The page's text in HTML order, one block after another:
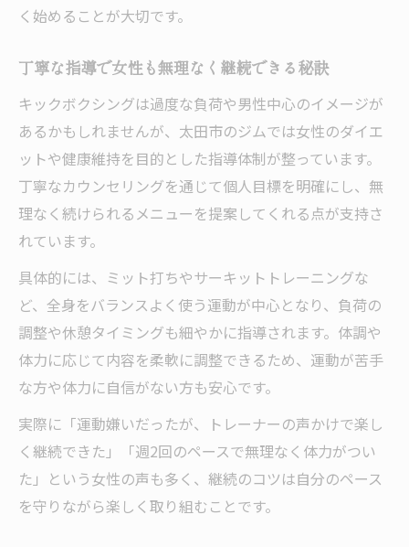
く始めることが大切です。
丁寧な指導で女性も無理なく継続できる秘訣
キックボクシングは過度な負荷や男性中心のイメージが
あるかもしれませんが、太田市のジムでは女性のダイエ
ットや健康維持を目的とした指導体制が整っています。
丁寧なカウンセリングを通じて個人目標を明確にし、無
理なく続けられるメニューを提案してくれる点が支持さ
れています。
具体的には、ミット打ちやサーキットトレーニングな
ど、全身をバランスよく使う運動が中心となり、負荷の
調整や休憩タイミングも細やかに指導されます。体調や
体力に応じて内容を柔軟に調整できるため、運動が苦手
な方や体力に自信がない方も安心です。
実際に「運動嫌いだったが、トレーナーの声かけで楽し
く継続できた」「週2回のペースで無理なく体力がつい
た」という女性の声も多く、継続のコツは自分のペース
を守りながら楽しく取り組むことです。